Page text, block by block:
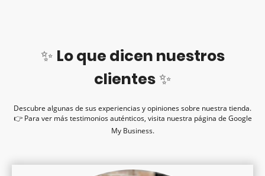
✨ Lo que dicen nuestros
clientes✨
Descubre algunas de sus experiencias y opiniones sobre nuestra tienda.
👉 Para ver más testimonios auténticos, visita nuestra página de Google
My Business.